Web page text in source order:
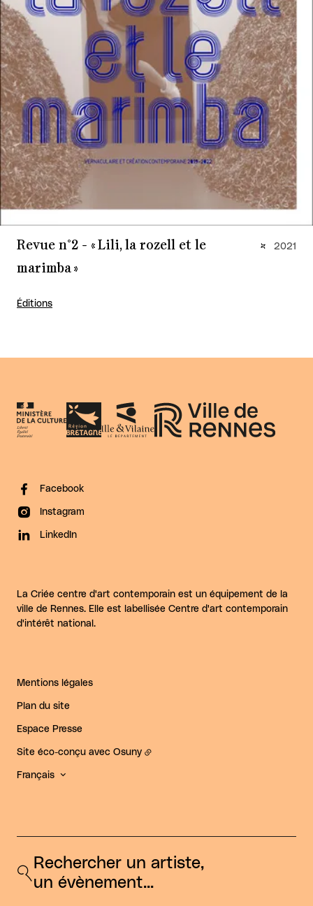
Revue n°2 - « Lili, la rozell et le
marimba »
Éditions
2021
Facebook
Instagram
LinkedIn
La Criée centre d'art contemporain est un équipement de la
ville de Rennes. Elle est labellisée Centre d'art contemporain
d'intérêt national.
Mentions légales
Plan du site
Espace Presse
Site éco-conçu avec Osuny
Français
Rechercher un artiste,
un évènement...